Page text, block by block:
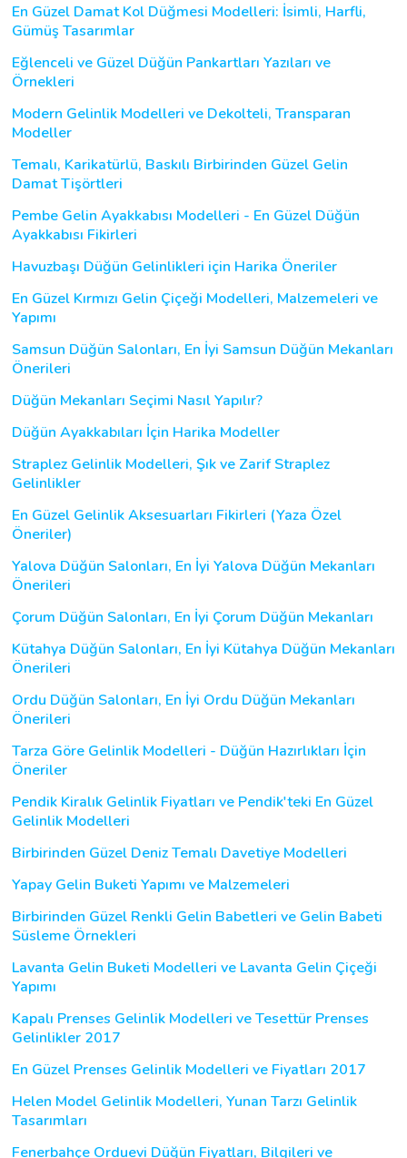
En Güzel Damat Kol Düğmesi Modelleri: İsimli, Harfli,
Gümüş Tasarımlar
Eğlenceli ve Güzel Düğün Pankartları Yazıları ve
Örnekleri
Modern Gelinlik Modelleri ve Dekolteli, Transparan
Modeller
Temalı, Karikatürlü, Baskılı Birbirinden Güzel Gelin
Damat Tişörtleri
Pembe Gelin Ayakkabısı Modelleri - En Güzel Düğün
Ayakkabısı Fikirleri
Havuzbaşı Düğün Gelinlikleri için Harika Öneriler
En Güzel Kırmızı Gelin Çiçeği Modelleri, Malzemeleri ve
Yapımı
Samsun Düğün Salonları, En İyi Samsun Düğün Mekanları
Önerileri
Düğün Mekanları Seçimi Nasıl Yapılır?
Düğün Ayakkabıları İçin Harika Modeller
Straplez Gelinlik Modelleri, Şık ve Zarif Straplez
Gelinlikler
En Güzel Gelinlik Aksesuarları Fikirleri (Yaza Özel
Öneriler)
Yalova Düğün Salonları, En İyi Yalova Düğün Mekanları
Önerileri
Çorum Düğün Salonları, En İyi Çorum Düğün Mekanları
Kütahya Düğün Salonları, En İyi Kütahya Düğün Mekanları
Önerileri
Ordu Düğün Salonları, En İyi Ordu Düğün Mekanları
Önerileri
Tarza Göre Gelinlik Modelleri - Düğün Hazırlıkları İçin
Öneriler
Pendik Kiralık Gelinlik Fiyatları ve Pendik'teki En Güzel
Gelinlik Modelleri
Birbirinden Güzel Deniz Temalı Davetiye Modelleri
Yapay Gelin Buketi Yapımı ve Malzemeleri
Birbirinden Güzel Renkli Gelin Babetleri ve Gelin Babeti
Süsleme Örnekleri
Lavanta Gelin Buketi Modelleri ve Lavanta Gelin Çiçeği
Yapımı
Kapalı Prenses Gelinlik Modelleri ve Tesettür Prenses
Gelinlikler 2017
En Güzel Prenses Gelinlik Modelleri ve Fiyatları 2017
Helen Model Gelinlik Modelleri, Yunan Tarzı Gelinlik
Tasarımları
Fenerbahçe Orduevi Düğün Fiyatları, Bilgileri ve